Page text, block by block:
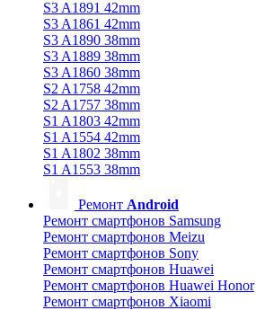
S3 A1891 42mm
S3 A1861 42mm
S3 A1890 38mm
S3 A1889 38mm
S3 A1860 38mm
S2 A1758 42mm
S2 A1757 38mm
S1 A1803 42mm
S1 A1554 42mm
S1 A1802 38mm
S1 A1553 38mm
Ремонт Android
Ремонт смартфонов Samsung
Ремонт смартфонов Meizu
Ремонт смартфонов Sony
Ремонт смартфонов Huawei
Ремонт смартфонов Huawei Honor
Ремонт смартфонов Xiaomi